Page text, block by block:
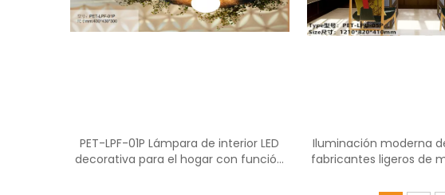
PET-LPF-01P Lámpara de interior LED
decorativa para el hogar con función
Iluminación moderna
fabricantes ligeros de